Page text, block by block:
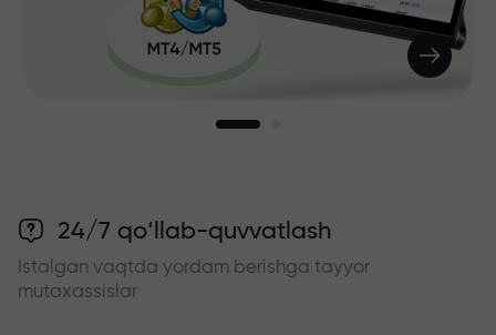
24/7 qo‘llab-quvvatlash
Istalgan vaqtda yordam berishga tayyor
mutaxassislar